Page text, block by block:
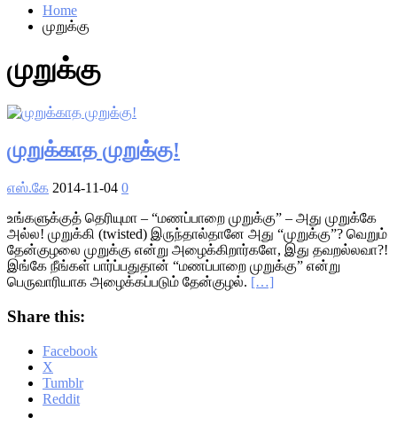
Home
முறுக்கு
முறுக்கு
முறுக்காத முறுக்கு!
எஸ்.கே 2014-11-04 0
உங்களுக்குத் தெரியுமா – “மணப்பாறை முறுக்கு” – அது முறுக்கே
அல்ல! முறுக்கி (twisted) இருந்தால்தானே அது “முறுக்கு”? வெறும்
தேன்குழலை முறுக்கு என்று அழைக்கிறார்களே, இது தவறல்லவா?!
இங்கே நீங்கள் பார்ப்பதுதான் “மணப்பாறை முறுக்கு” என்று
பெருவாரியாக அழைக்கப்படும் தேன்குழல். […]
Share this:
Facebook
X
Tumblr
Reddit